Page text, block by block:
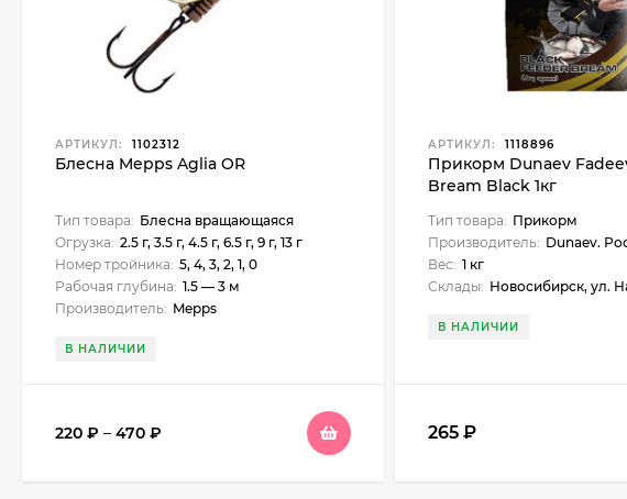
АРТИКУЛ: 1102312
Блесна Mepps Aglia OR
Тип товара: Блесна вращающаяся
Огрузка: 2.5 г, 3.5 г, 4.5 г, 6.5 г, 9 г, 13 г
Номер тройника: 5, 4, 3, 2, 1, 0
Рабочая глубина: 1.5 — 3 м
Производитель: Mepps
В НАЛИЧИИ
220 ₽ – 470 ₽
АРТИКУЛ: 1118896
Прикорм Dunaev
Bream Black 1кг
Тип товара: Прикорм
Производитель: Dunaev.
Вес: 1 кг
Склады: Новосибирск, ул. Нарымская, 23, Бийск, ул.
В НАЛИЧИИ
265₽